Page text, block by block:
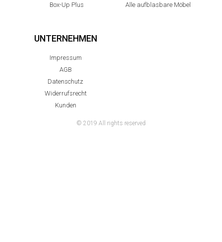
Box-Up Plus
Alle aufblasbare Möbel
UNTERNEHMEN
Impressum
AGB
Datenschutz
Widerrufsrecht
Kunden
© 2019 All rights reserved